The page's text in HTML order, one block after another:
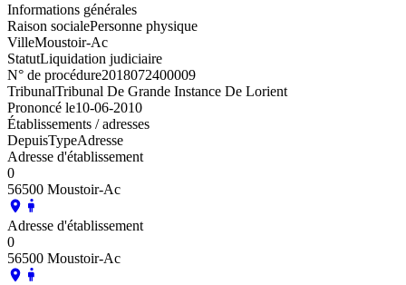
Informations générales
Raison socialePersonne physique
VilleMoustoir-Ac
StatutLiquidation judiciaire
N° de procédure2018072400009
TribunalTribunal De Grande Instance De Lorient
Prononcé le10-06-2010
Établissements / adresses
DepuisTypeAdresse
Adresse d'établissement
0
56500 Moustoir-Ac
Adresse d'établissement
0
56500 Moustoir-Ac